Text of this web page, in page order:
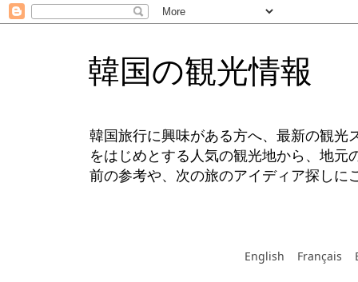
韓国の観光情報
韓国旅行に興味がある方へ、最新の観光
をはじめとする人気の観光地から、地
前の参考や、次の旅のアイディア探しに
English Français